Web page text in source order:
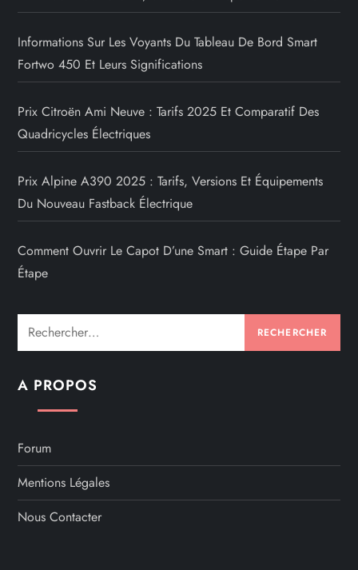
Informations Sur Les Voyants Du Tableau De Bord Smart
Fortwo 450 Et Leurs Significations
Prix Citroën Ami Neuve : Tarifs 2025 Et Comparatif Des
Quadricycles Électriques
Prix Alpine A390 2025 : Tarifs, Versions Et Équipements
Du Nouveau Fastback Électrique
Comment Ouvrir Le Capot D’une Smart : Guide Étape Par
Étape
Rechercher :
A PROPOS
Forum
Mentions Légales
Nous Contacter